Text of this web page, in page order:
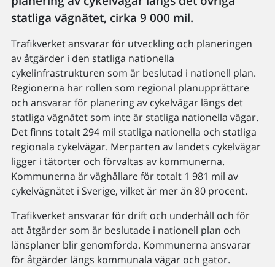
statliga vägnätet, cirka 9 000 mil.
Trafikverket ansvarar för utveckling och planeringen
av åtgärder i den statliga nationella
cykelinfrastrukturen som är beslutad i nationell plan.
Regionerna har rollen som regional planupprättare
och ansvarar för planering av cykelvägar längs det
statliga vägnätet som inte är statliga nationella vägar.
Det finns totalt 294 mil statliga nationella och statliga
regionala cykelvägar. Merparten av landets cykelvägar
ligger i tätorter och förvaltas av kommunerna.
Kommunerna är väghållare för totalt 1 981 mil av
cykelvägnätet i Sverige, vilket är mer än 80 procent.
Trafikverket ansvarar för drift och underhåll och för
att åtgärder som är beslutade i nationell plan och
länsplaner blir genomförda. Kommunerna ansvarar
för åtgärder längs kommunala vägar och gator.